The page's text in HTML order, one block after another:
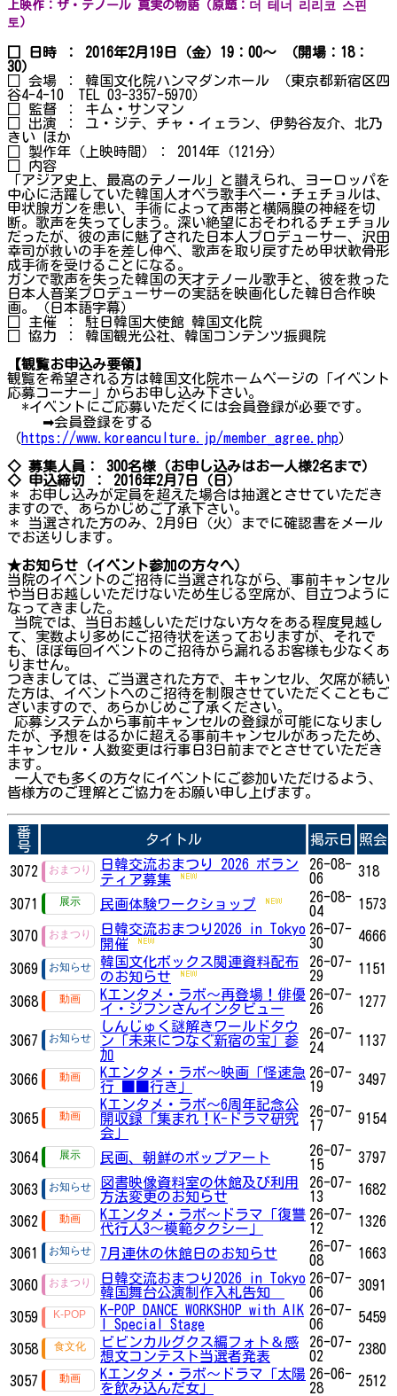
上映作：ザ・テノール 真実の物語（原題：더 테너 리리코 스핀
토）
□ 日時 ： 2016年2月19日（金）19：00～ （開場：18：
30）
□ 会場 ： 韓国文化院ハンマダンホール （東京都新宿区四
谷4-4-10 TEL 03-3357-5970）
□ 監督 ： キム・サンマン
□ 出演 ： ユ・ジテ、チャ・イェラン、伊勢谷友介、北乃
きい ほか
□ 製作年（上映時間）： 2014年（121分）
□ 内容
「アジア史上、最高のテノール」と讃えられ、ヨーロッパを
中心に活躍していた韓国人オペラ歌手ベー・チェチョルは、
甲状腺ガンを患い、手術によって声帯と横隔膜の神経を切
断。歌声を失ってしまう。深い絶望におそわれるチェチョル
だったが、彼の声に魅了された日本人プロデューサー、沢田
幸司が救いの手を差し伸べ、歌声を取り戻すため甲状軟骨形
成手術を受けることになる。
ガンで歌声を失った韓国の天才テノール歌手と、彼を救った
日本人音楽プロデューサーの実話を映画化した韓日合作映
画。（日本語字幕）
□ 主催 ： 駐日韓国大使館 韓国文化院
□ 協力 ： 韓国観光公社、韓国コンテンツ振興院
【観覧お申込み要領】
観覧を希望される方は韓国文化院ホームページの「イベント
応募コーナー」からお申し込み下さい。
*イベントにご応募いただくには会員登録が必要です。
➡会員登録をする
（https://www.koreanculture.jp/member_agree.php）
◇ 募集人員： 300名様（お申し込みはお一人様2名まで）
◇ 申込締切 ： 2016年2月7日（日）
＊ お申し込みが定員を超えた場合は抽選とさせていただき
ますので、あらかじめご了承下さい。
＊ 当選された方のみ、2月9日（火）までに確認書をメール
でお送りします。
★お知らせ（イベント参加の方々へ）
当院のイベントのご招待に当選されながら、事前キャンセル
や当日お越しいただけないため生じる空席が、目立つように
なってきました。
当院では、当日お越しいただけない方々をある程度見越し
て、実数より多めにご招待状を送っておりますが、それで
も、ほぼ毎回イベントのご招待から漏れるお客様も少なくあ
りません。
つきましては、ご当選された方で、キャンセル、欠席が続い
た方は、イベントへのご招待を制限させていただくこともご
ざいますので、あらかじめご了承ください。
応募システムから事前キャンセルの登録が可能になりまし
たが、予想をはるかに超える事前キャンセルがあったため、
キャンセル・人数変更は行事日3日前までとさせていただき
ます。
一人でも多くの方々にイベントにご参加いただけるよう、
皆様方のご理解とご協力をお願い申し上げます。
番
号
タイトル 掲示日 照会
3072
日韓交流おまつり 2026 ボラン
ティア募集
26-08-
06
318
3071 民画体験ワークショップ
26-08-
04
1573
3070
日韓交流おまつり2026 in Tokyo
開催
26-07-
30
4666
3069
韓国文化ボックス関連資料配布
のお知らせ
26-07-
29
1151
3068
Kエンタメ・ラボ～再登場！俳優
イ・ジフンさんインタビュー
26-07-
26
1277
3067
しんじゅく謎解きワールドタウ
ン「未来につなぐ新宿の宝」参
加
26-07-
24
1137
3066
Kエンタメ・ラボ～映画「怪速急
行 ■■行き」
26-07-
19
3497
3065
Kエンタメ・ラボ～6周年記念公
開収録「集まれ！K-ドラマ研究
会」
26-07-
17
9154
3064 民画、朝鮮のポップアート
26-07-
15
3797
3063
図書映像資料室の休館及び利用
方法変更のお知らせ
26-07-
13
1682
3062
Kエンタメ・ラボ～ドラマ「復讐
代行人3～模範タクシー」
26-07-
12
1326
3061 7月連休の休館日のお知らせ
26-07-
08
1663
3060
日韓交流おまつり2026 in Tokyo
韓国舞台公演制作入札告知
26-07-
06
3091
3059
K-POP DANCE WORKSHOP with AIK
I Special Stage
26-07-
06
5459
3058
ビビンカルグクス編フォト＆感
想文コンテスト当選者発表
26-07-
02
2380
3057
Kエンタメ・ラボ～ドラマ「太陽
を飲み込んだ女」
26-06-
28
2512